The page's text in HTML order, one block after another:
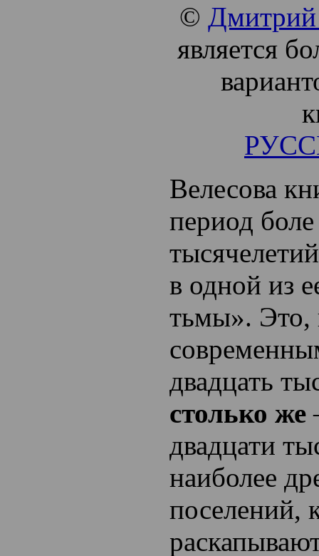
©
является
Велесова
период
в одной из
тьмы». Это,
двадцать
столько же
двадцати
наиболее
поселений,